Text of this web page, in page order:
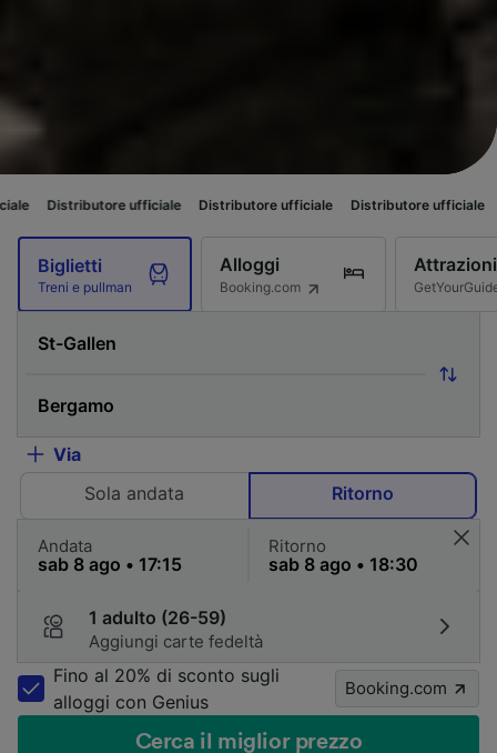
ufficiale Distributore ufficiale Distributore ufficiale Distributore
Biglietti
Treni e pullman
Alloggi
Booking.com
Attrazioni
Via
Sola andata
Ritorno
Andata Ritorno
1 adulto (26-59)
Aggiungi carte fedeltà
Fino al 20% di sconto sugli
alloggi con Genius
Booking.com
Cerca il miglior prezzo